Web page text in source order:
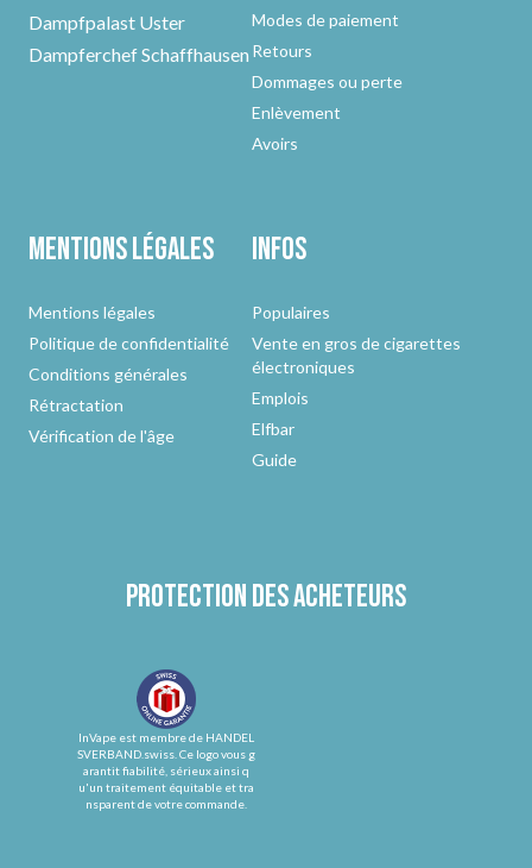
Dampfpalast Uster
Dampferchef Schaffhausen
Modes de paiement
Retours
Dommages ou perte
Enlèvement
Avoirs
Mentions légales
Mentions légales
Politique de confidentialité
Conditions générales
Rétractation
Vérification de l'âge
Infos
Populaires
Vente en gros de cigarettes
électroniques
Emplois
Elfbar
Guide
Protection des acheteurs
InVape est membre de HANDEL
SVERBAND.swiss. Ce logo vous g
arantit fiabilité, sérieux ainsi q
u'un traitement équitable et tra
nsparent de votre commande.